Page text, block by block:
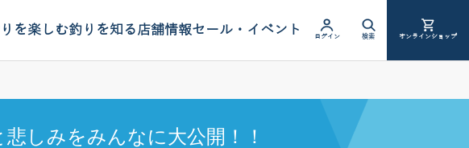
を楽しむ釣りを知る店舗情報セール・イベント ログイン 検索 オンラインショップ
しみをみんなに大公開！！